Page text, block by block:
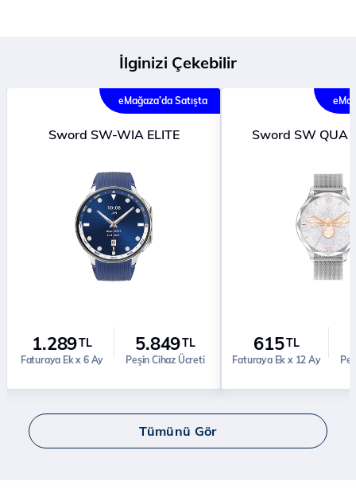
İlginizi Çekebilir
eMağaza’da Satışta
Sword SW-WIA ELITE
1.289TL
Faturaya Ek x 6 Ay
5.849TL
Peşin Cihaz Ücreti
Sword SW QUA
615TL
Faturaya Ek x 12 Ay
Tümünü Gör